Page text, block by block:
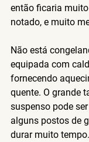
então ficaria
notado, e muito
Não está
equipada com
fornecendo
quente. O grande
suspenso pode
alguns postos de
durar muito